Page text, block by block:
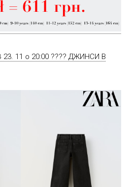
23. 11 о 20:00 ???? ДЖИНСИ В